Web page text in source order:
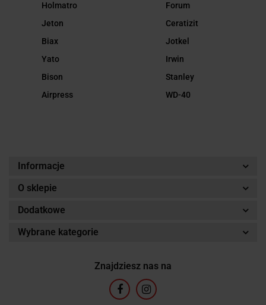
Holmatro
Jeton
Biax
Yato
Bison
Airpress
Forum
Ceratizit
Jotkel
Irwin
Stanley
WD-40
Informacje
O sklepie
Dodatkowe
Wybrane kategorie
Znajdziesz nas na